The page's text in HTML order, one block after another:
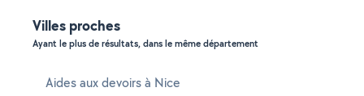
Villes proches
Ayant le plus de résultats, dans le même département
Aides aux devoirs à Nice